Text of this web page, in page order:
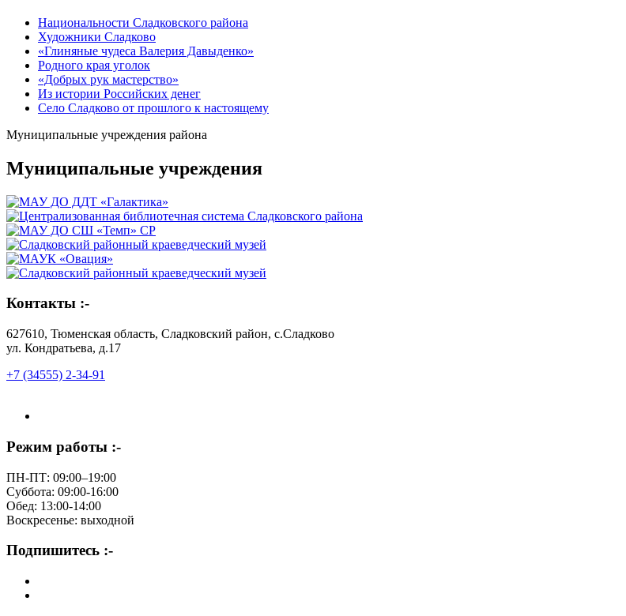
Национальности Сладковского района
Художники Сладково
«Глиняные чудеса Валерия Давыденко»
Родного края уголок
«Добрых рук мастерство»
Из истории Российских денег
Село Сладково от прошлого к настоящему
Муниципальные учреждения района
Муниципальные учреждения
Контакты :-
627610, Тюменская область, Сладковский район, с.Сладково
ул. Кондратьева, д.17
+7 (34555) 2-34-91
Режим работы :-
ПН-ПТ: 09:00–19:00
Суббота: 09:00-16:00
Обед: 13:00-14:00
Воскресенье: выходной
Подпишитесь :-